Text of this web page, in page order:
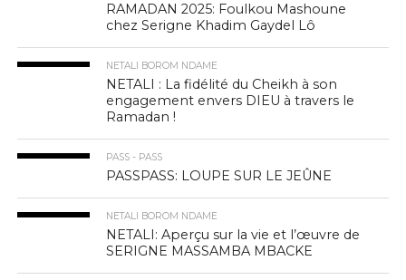
RAMADAN 2025: Foulkou Mashoune
chez Serigne Khadim Gaydel Lô
NETALI BOROM NDAME
NETALI : La fidélité du Cheikh à son
engagement envers DIEU à travers le
Ramadan !
PASS - PASS
PASSPASS: LOUPE SUR LE JEÛNE
NETALI BOROM NDAME
NETALI: Aperçu sur la vie et l’œuvre de
SERIGNE MASSAMBA MBACKE